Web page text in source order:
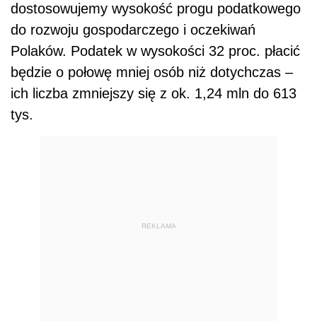
dostosowujemy wysokość progu podatkowego
do rozwoju gospodarczego i oczekiwań
Polaków. Podatek w wysokości 32 proc. płacić
będzie o połowę mniej osób niż dotychczas –
ich liczba zmniejszy się z ok. 1,24 mln do 613
tys.
REKLAMA